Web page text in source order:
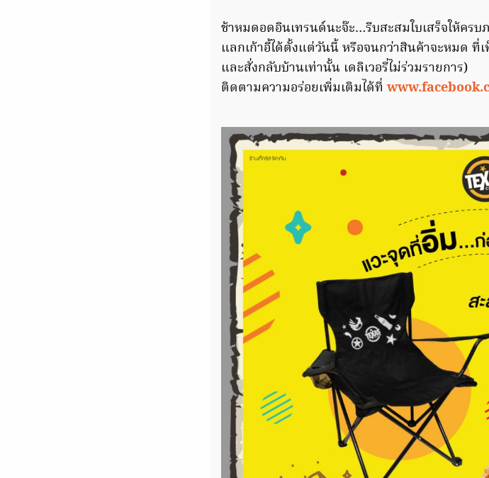
ช้าหมดอดอินเทรนด์นะจ๊ะ…รีบสะสมใบเสร็จให้คร
แลกเก้าอี้ได้ตั้งแต่วันนี้ หรือจนกว่าสินค้าจะหมด ที่
และสั่งกลับบ้านเท่านั้น เดลิเวอรี่ไม่ร่วมรายการ)
ติดตามความอร่อยเพิ่มเติมได้ที่